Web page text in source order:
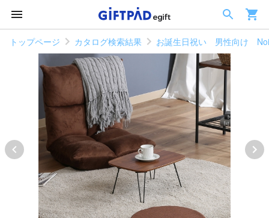
トップページ カタログ検索結果 お誕生日祝い 男性向け